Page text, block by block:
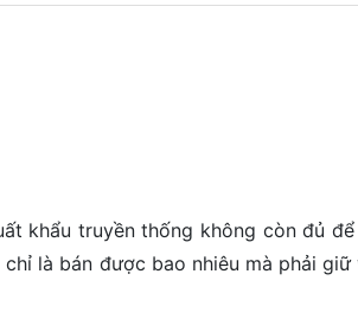
khẩu truyền thống không còn đủ
là bán được bao nhiêu mà phải